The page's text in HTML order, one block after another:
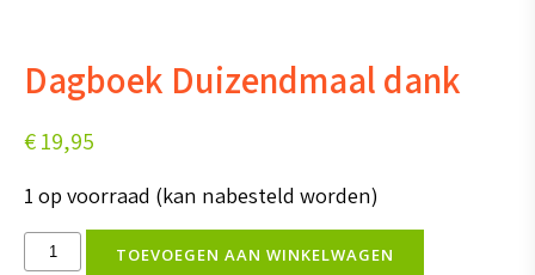
Dagboek Duizendmaal dank
€19,95
1 op voorraad (kan nabesteld worden)
Dagboek
TOEVOEGEN AAN WINKELWAGEN